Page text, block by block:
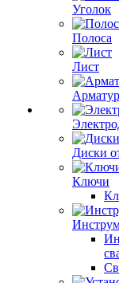
Уголок
Полоса
Лист
Диски
Ключи